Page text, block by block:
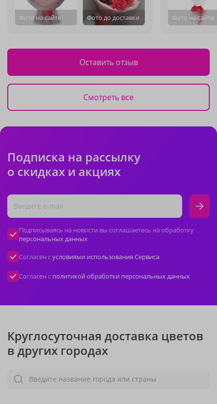
Фото на сайте Фото до доставки Фото на сайте
Оставить отзыв
Смотреть все
Подписка на рассылку
о скидках и акциях
Подписываясь на новости вы соглашаетесь на обработку
персональных данных
Согласен сусловиями использования Сервиса
Согласен с политикой обработки персональных данных
Круглосуточная доставка цветов
в других городах
Введите название города или страны